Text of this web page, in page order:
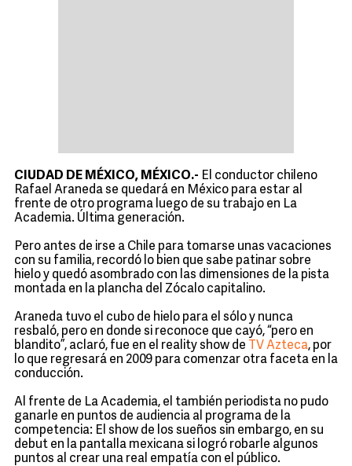
CIUDAD DE MÉXICO, MÉXICO.- El conductor chileno
Rafael Araneda se quedará en México para estar al
frente de otro programa luego de su trabajo en La
Academia. Última generación.
Pero antes de irse a Chile para tomarse unas vacaciones
con su familia, recordó lo bien que sabe patinar sobre
hielo y quedó asombrado con las dimensiones de la pista
montada en la plancha del Zócalo capitalino.
Araneda tuvo el cubo de hielo para el sólo y nunca
resbaló, pero en donde si reconoce que cayó, “pero en
blandito”, aclaró, fue en el reality show de
TV Azteca, por
lo que regresará en 2009 para comenzar otra faceta en la
conducción.
Al frente de La Academia, el también periodista no pudo
ganarle en puntos de audiencia al programa de la
competencia: El show de los sueños sin embargo, en su
debut en la pantalla mexicana si logró robarle algunos
puntos al crear una real empatía con el público.